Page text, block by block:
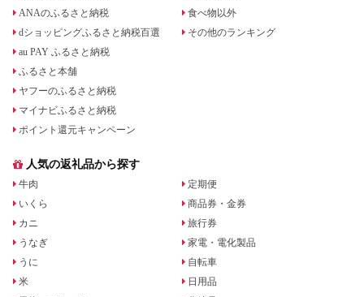
ANAのふるさと納税
dショッピングふるさと納税百選
au PAY ふるさと納税
ふるさと本舗
ヤフーのふるさと納税
マイナビふるさと納税
ポイント還元キャンペーン
食べ物以外
その他のランキング
人気の返礼品から探す
牛肉
いくら
カニ
うなぎ
うに
米
定期便
商品券・金券
旅行券
家電・電化製品
自転車
日用品